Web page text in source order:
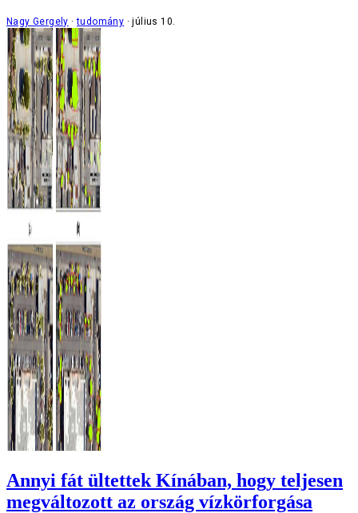
Nagy Gergely tudomány július 10.
Annyi fát ültettek Kínában, hogy teljesen
megváltozott az ország vízkörforgása